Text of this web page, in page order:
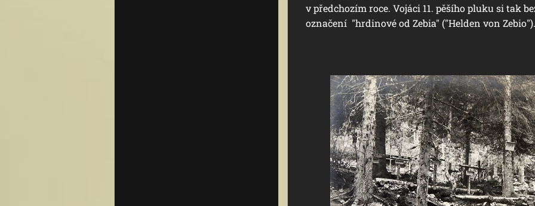
v předchozím roce. Vojáci 11. pěšího pluku si tak
označení "hrdinové od Zebia" ("Helden von Zebio").